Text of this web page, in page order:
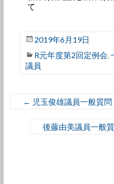
て
2019年6月19日
R元年度第2回定例会,
議員
← 児玉俊雄議員一般質問
後藤由美議員一般